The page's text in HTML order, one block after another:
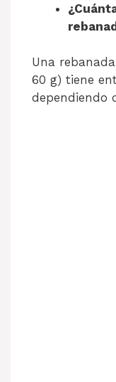
Una
60 g) tiene
dependiendo